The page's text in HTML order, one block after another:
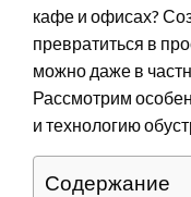
кафе и офисах?
превратиться в
можно даже в
Рассмотрим
и технологию
Содержание